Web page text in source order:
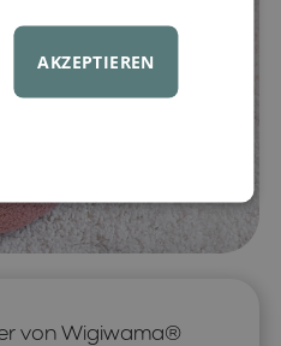
von Wigiwama®
AKZEPTIEREN